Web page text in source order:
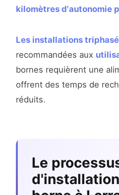
kilomètres d'autonomie
Les installations
recommandées aux
bornes requièrent une
offrent des temps de
réduits.
Le